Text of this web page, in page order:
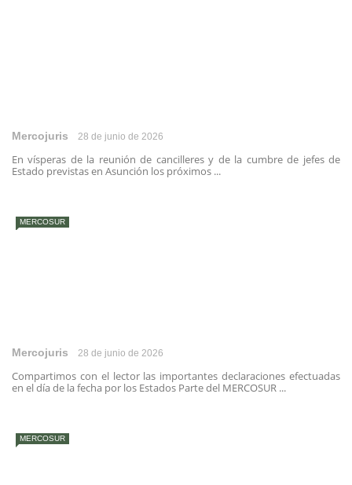
Mercojuris 28 de junio de 2026
En vísperas de la reunión de cancilleres y de la cumbre de jefes de
Estado previstas en Asunción los próximos ...
MERCOSUR
Mercojuris 28 de junio de 2026
Compartimos con el lector las importantes declaraciones efectuadas
en el día de la fecha por los Estados Parte del MERCOSUR ...
MERCOSUR